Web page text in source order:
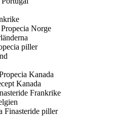
Norge
piller
Kanada
Kanada
Frankrike
Finasteride piller